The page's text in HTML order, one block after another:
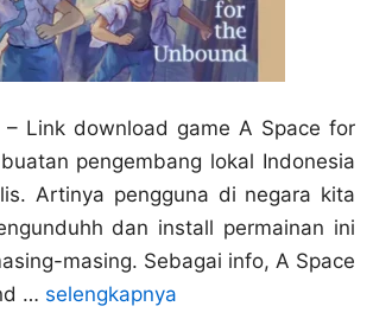
Link download game A Space for
pengembang lokal Indonesia
Artinya pengguna di negara kita
dan install permainan ini
masing. Sebagai info, A Space
… selengkapnya